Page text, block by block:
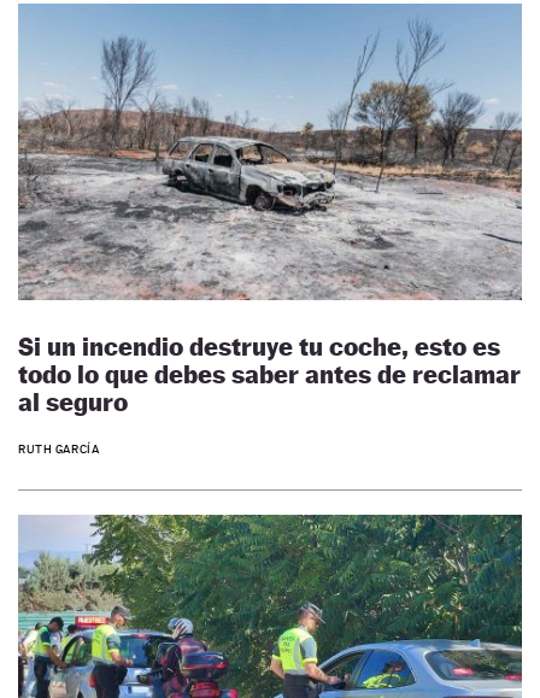
Si un incendio destruye tu coche, esto es
todo lo que debes saber antes de reclamar
al seguro
RUTH GARCÍA